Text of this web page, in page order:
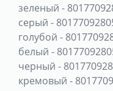
зеленый -
серый -
голубой -
белый -
черный -
кремовый -